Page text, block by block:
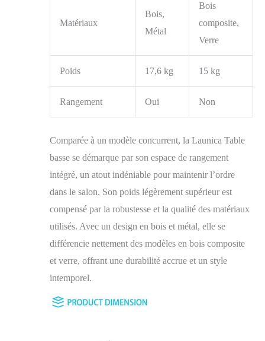
Matériaux
Bois,
Métal
Bois
composite,
Verre
Poids 17,6 kg 15 kg
Rangement Oui Non
Comparée à un modèle concurrent, la Launica Table
basse se démarque par son espace de rangement
intégré, un atout indéniable pour maintenir l’ordre
dans le salon. Son poids légèrement supérieur est
compensé par la robustesse et la qualité des matériaux
utilisés. Avec un design en bois et métal, elle se
différencie nettement des modèles en bois composite
et verre, offrant une durabilité accrue et un style
intemporel.